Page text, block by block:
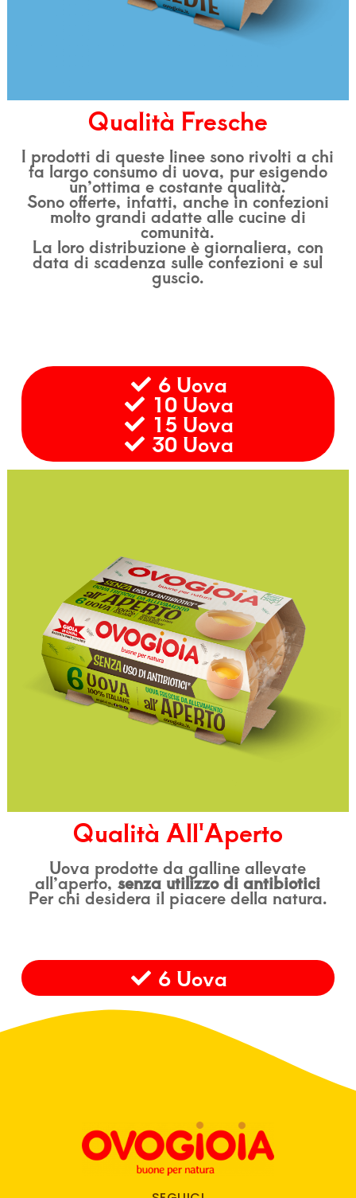
Qualità Fresche
I prodotti di queste linee sono rivolti a chi
fa largo consumo di uova, pur esigendo
un’ottima e costante qualità.
Sono offerte, infatti, anche in confezioni
molto grandi adatte alle cucine di
comunità.
La loro distribuzione è giornaliera, con
data di scadenza sulle confezioni e sul
guscio.
6 Uova
10 Uova
15 Uova
30 Uova
Qualità All'Aperto
Uova prodotte da galline allevate
all’aperto,senza utilizzo di antibiotici
Per chi desidera il piacere della natura.
6 Uova